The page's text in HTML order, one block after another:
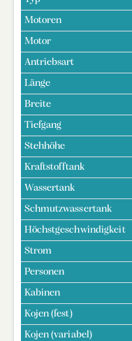
Motoren
Motor
Antriebsart
Länge
Breite
Tiefgang
Stehhöhe
Kraftstofftank
Wassertank
Schmutzwassertank
Höchstgeschwindigkeit
Strom
Personen
Kabinen
Kojen (fest)
Kojen (variabel)